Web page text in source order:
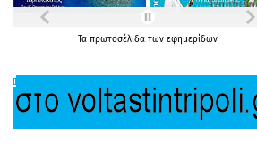
Τα πρωτοσέλιδα των εφημερίδων